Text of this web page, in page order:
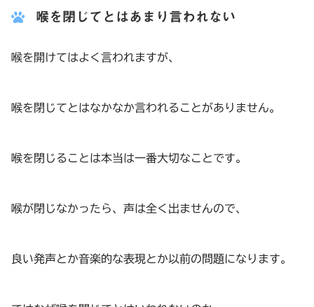
喉を閉じてとはあまり言われない
喉を開けてはよく言われますが、
喉を閉じてとはなかなか言われることがありません。
喉を閉じることは本当は一番大切なことです。
喉が閉じなかったら、声は全く出ませんので、
良い発声とか音楽的な表現とか以前の問題になります。